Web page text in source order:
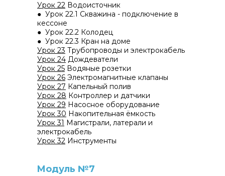
Модуль №7
Урок 22 Водоисточник
● Урок 22.1 Скважина - подключение в
кессоне
● Урок 22.2 Колодец
● Урок 22.3 Кран на доме
Урок 23 Трубопроводы и электрокабель
Урок 24 Дождеватели
Урок 25 Водяные розетки
Урок 26 Электромагнитные клапаны
Урок 27 Капельный полив
Урок 28 Контроллер и датчики
Урок 29 Насосное оборудование
Урок 30 Накопительная ёмкость
Урок 31 Магистрали, латерали и
электрокабель
Урок 32 Инструменты